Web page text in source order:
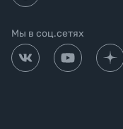
Мы в соц.сетях